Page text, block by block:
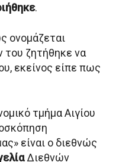
.
ονομάζεται
του ζητήθηκε να
εκείνος είπε πως
τμήμα Αιγίου
είναι ο διεθνώς
Διεθνών